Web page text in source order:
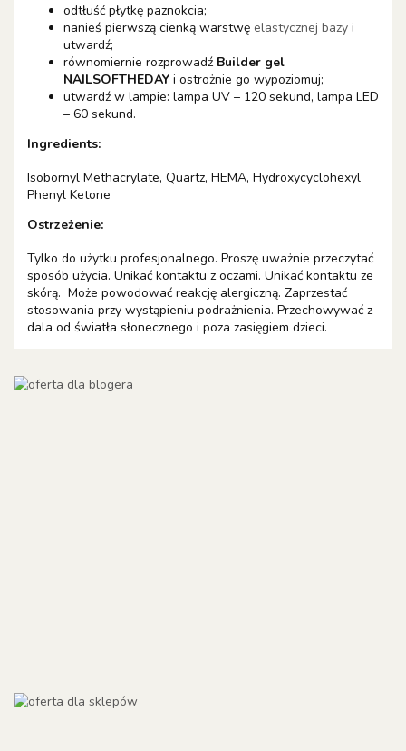
odtłuść płytkę paznokcia;
nanieś pierwszą cienką warstwę elastycznej bazy i
utwardź;
równomiernie rozprowadź Builder gel
NAILSOFTHEDAY i ostrożnie go wypoziomuj;
utwardź w lampie: lampa UV – 120 sekund, lampa LED
– 60 sekund.
Ingredients:
Isobornyl Methacrylate, Quartz, HEMA, Hydroxycyclohexyl
Phenyl Ketone
Ostrzeżenie:
Tylko do użytku profesjonalnego. Proszę uważnie przeczytać
sposób użycia. Unikać kontaktu z oczami. Unikać kontaktu ze
skórą. Może powodować reakcję alergiczną. Zaprzestać
stosowania przy wystąpieniu podrażnienia. Przechowywać z
dala od światła słonecznego i poza zasięgiem dzieci.